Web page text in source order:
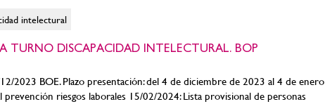
intelectural
TURNO DISCAPACIDAD INTELECTURAL. BOP
BOE. Plazo presentación: del 4 de diciembre de 2023 al 4 de enero
riesgos laborales 15/02/2024: Lista provisional de personas